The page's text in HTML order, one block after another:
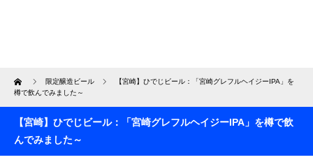
Home 限定醸造ビール
【宮崎】ひでじビール：「宮崎グレフルヘイジーIPA」を
樽で飲んでみました～
【宮崎】ひでじビール：「宮崎グレフルヘイジーIPA」を樽で飲
んでみました～